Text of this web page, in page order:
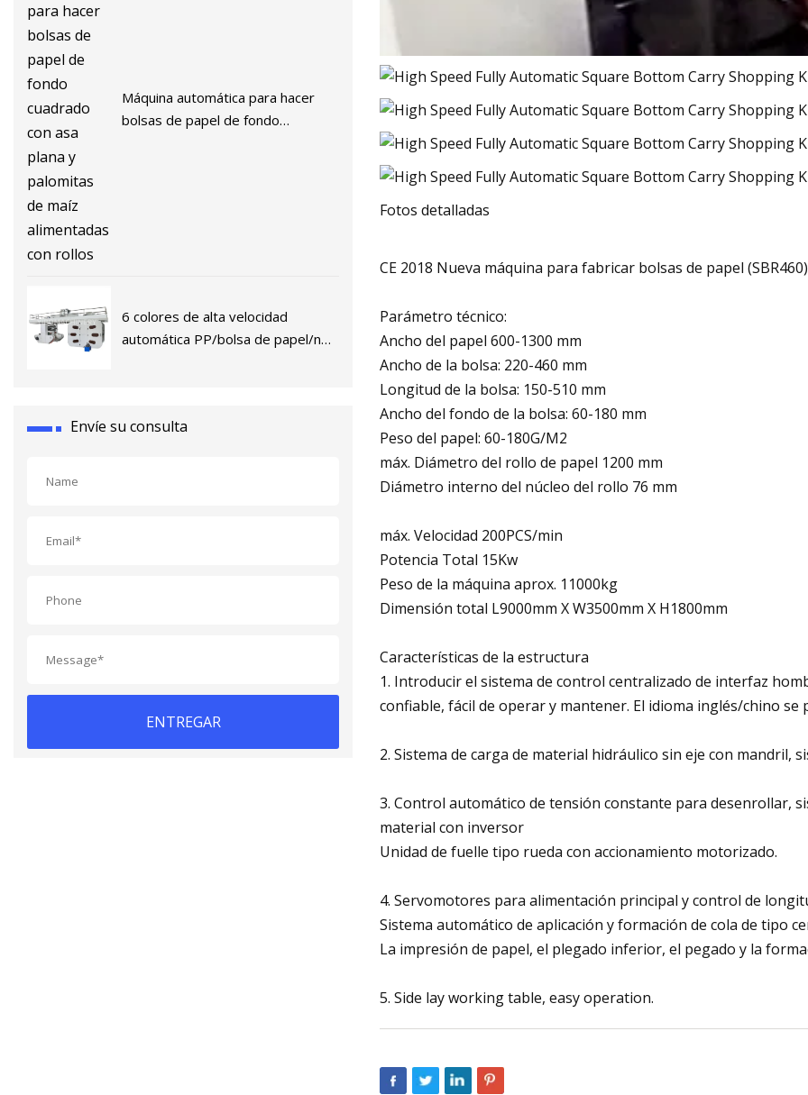
Máquina automática para hacer
bolsas de papel de fondo
6 colores de alta velocidad
automática PP/bolsa de papel/no
Envíe su consulta
ENTREGAR
Fotos detalladas
CE 2018 Nueva máquina para fabricar bolsas de papel (SBR460)
Parámetro técnico:
Ancho del papel 600-1300 mm
Ancho de la bolsa: 220-460 mm
Longitud de la bolsa: 150-510 mm
Ancho del fondo de la bolsa: 60-180 mm
Peso del papel: 60-180G/M2
máx. Diámetro del rollo de papel 1200 mm
Diámetro interno del núcleo del rollo 76 mm
máx. Velocidad 200PCS/min
Potencia Total 15Kw
Peso de la máquina aprox. 11000kg
Dimensión total L9000mm X W3500mm X H1800mm
Características de la estructura
1. Introducir el sistema de control centralizado de interfaz
confiable, fácil de operar y mantener. El idioma inglés/chino se
2. Sistema de carga de material hidráulico sin eje con mandril,
3. Control automático de tensión constante para desenrollar,
material con inversor
Unidad de fuelle tipo rueda con accionamiento motorizado.
4. Servomotores para alimentación principal y control de
Sistema automático de aplicación y formación de cola de tipo
La impresión de papel, el plegado inferior, el pegado y la
5. Side lay working table, easy operation.